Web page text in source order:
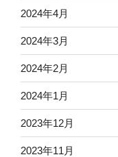
2024年4月
2024年3月
2024年2月
2024年1月
2023年12月
2023年11月